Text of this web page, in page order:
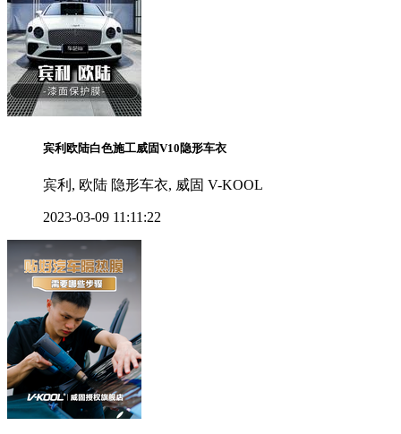
宾利欧陆白色施工威固V10隐形车衣
宾利, 欧陆 隐形车衣, 威固 V-KOOL
2023-03-09 11:11:22